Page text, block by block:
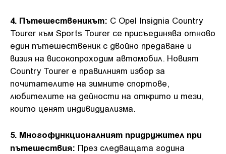
4. Пътешественикът: С Opel Insignia Country
Tourer към Sports Tourer се присъединява отново
един пътешественик с двойно предаване и
визия на високопроходим автомобил. Новият
Country Tourer е правилният избор за
почитателите на зимните спортове,
любителите на дейности на открито и тези,
които ценят индивидуализма.
5. Многофункционалният придружител при
пътешествия: През следващата година